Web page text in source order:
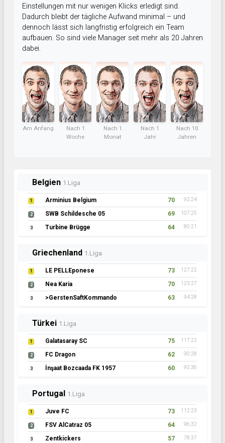
Einstellungen mit nur wenigen Klicks erledigt sind.
Dadurch bleibt der tägliche Aufwand minimal – und
dennoch lässt sich langfristig erfolgreich ein Team
aufbauen. So sind viele Manager seit mehr als 20 Jahren
dabei.
Am Anfang
Nach 1
Woche
Nach 1
Monat
Nach 1
Jahr
Nach 10
Jahren
Belgien 1.Liga
1 Arminius Belgium 70 92:24
2 SWB Schildesche 05 69 107:25
3 Turbine Brügge 64 80:21
Griechenland 1.Liga
1 LE PELLEponese 73 127:22
2 Nea Karia 70 123:27
3 >GerstenSaftKommando 63 94:28
Türkei 1.Liga
1 Galatasaray SC 75 117:22
2 FC Dragon 62 90:28
3 İnşaat Bozcaada FK 1957 60 92:36
Portugal 1.Liga
1 Juve FC 73 112:23
2 FSV AlCatraz 05 64 96:32
3 Zentkickers 57 78:37